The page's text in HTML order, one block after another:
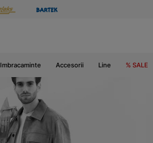
Imbracaminte Accesorii Line % SALE